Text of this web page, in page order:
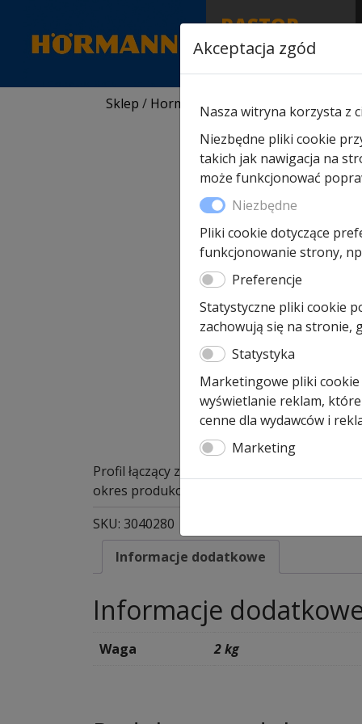
RASTOR
AUTORYZOWANY
PARTNER & SERWIS
Sklep / Hormann części zamienne Do
Profil łączący zamek z ryglem
okres produkcji od 1999-06-01 – art. nr
SKU: 3040280
Informacje dodatkowe
Informacje
Waga 2 kg
Akceptacja zgód
Nasza witryna korzysta z
Niezbędne pliki cookie
takich jak nawigacja na
może funkcjonować
Niezbędne
Pliki cookie dotyczące
funkcjonowanie strony,
Preferencje
Statystyczne pliki cookie
zachowują się na stronie,
Statystyka
Marketingowe pliki
wyświetlanie reklam,
cenne dla wydawców i
Marketing